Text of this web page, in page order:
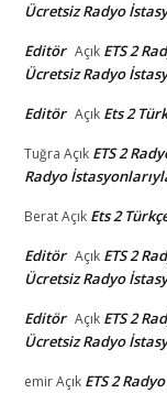
Ücretsiz Radyo
Editör Açık ETS 2
Ücretsiz Radyo
Editör Açık Ets 2
Tuğra Açık ETS 2
Radyo
BeratAçık Ets 2
Editör Açık ETS 2
Ücretsiz Radyo
Editör Açık ETS 2
Ücretsiz Radyo
emirAçık ETS 2